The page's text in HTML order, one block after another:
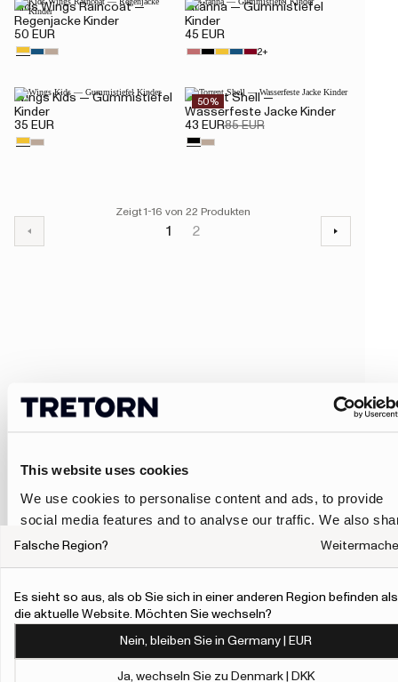
This website uses cookies
We use cookies to personalise content and ads, to provide
social media features and to analyse our traffic. We also
information about your use of our site with our social media,
collected from your use of their services.
To give users more control over their data and ad
personalisation, we have added a link to Google’s
Kids Wings Raincoat —
Regenjacke Kinder
50 EUR
Gränna — Gummistiefel
Kinder
45 EUR
2+
Wings Kids — Gummistiefel
Kinder
35 EUR
50%
Torrent Shell —
Wasserfeste Jacke Kinder
43 EUR85 EUR
Zeigt 1-16 von 22 Produkten
1 2
Falsche Region?
Es sieht so aus, als ob Sie sich in einer anderen Region befinden als
die aktuelle Website. Möchten Sie wechseln?
Nein, bleiben Sie in Germany | EUR
Ja, wechseln Sie zu Denmark | DKK